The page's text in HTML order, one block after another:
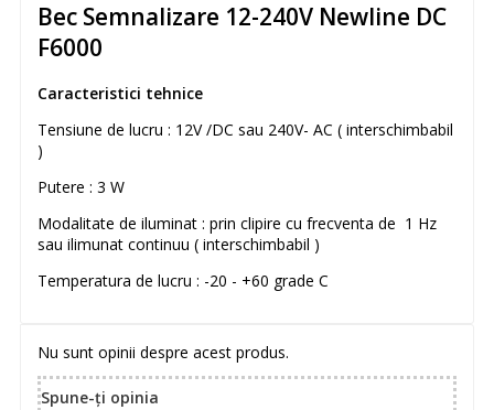
Bec Semnalizare 12-240V Newline DC
F6000
Caracteristici tehnice
Tensiune de lucru : 12V /DC sau 240V- AC ( interschimbabil
)
Putere : 3 W
Modalitate de iluminat : prin clipire cu frecventa de 1 Hz
sau ilimunat continuu ( interschimbabil )
Temperatura de lucru : -20 - +60 grade C
Nu sunt opinii despre acest produs.
Spune-ţi opinia